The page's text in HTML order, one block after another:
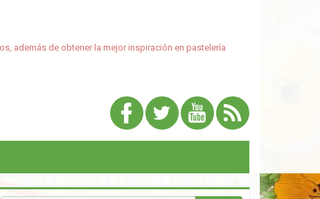
además de obtener la mejor inspiración en pastelería